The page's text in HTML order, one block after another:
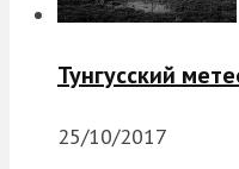
Тунгусский
25/10/2017